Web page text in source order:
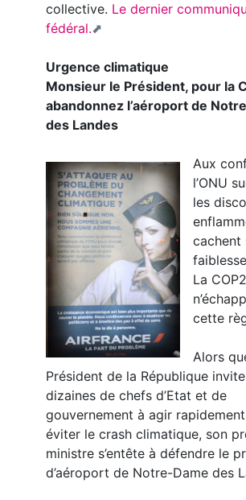
collective. Le dernier
fédéral.
Urgence climatique
Monsieur le Président, pour la
abandonnez l’aéroport de
des Landes
Aux
l’ONU
les
cachent
La
cette
Alors
Président de la République
dizaines de chefs d’Etat et de
gouvernement à agir
éviter le crash climatique, son
ministre s’entête à défendre le
d’aéroport de Notre-Dame des